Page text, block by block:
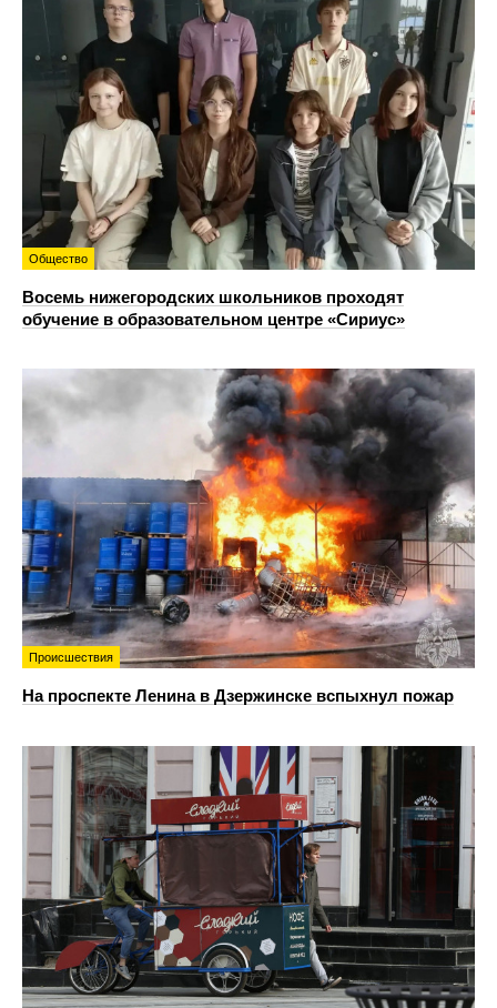
Общество
Восемь нижегородских школьников проходят
обучение в образовательном центре «Сириус»
Происшествия
На проспекте Ленина в Дзержинске вспыхнул пожар